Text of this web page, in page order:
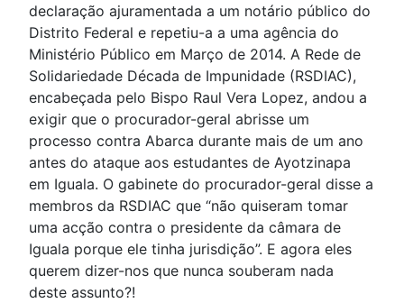
declaração ajuramentada a um notário público do
Distrito Federal e repetiu-a a uma agência do
Ministério Público em Março de 2014. A Rede de
Solidariedade Década de Impunidade (RSDIAC),
encabeçada pelo Bispo Raul Vera Lopez, andou a
exigir que o procurador-geral abrisse um
processo contra Abarca durante mais de um ano
antes do ataque aos estudantes de Ayotzinapa
em Iguala. O gabinete do procurador-geral disse a
membros da RSDIAC que “não quiseram tomar
uma acção contra o presidente da câmara de
Iguala porque ele tinha jurisdição”. E agora eles
querem dizer-nos que nunca souberam nada
deste assunto?!